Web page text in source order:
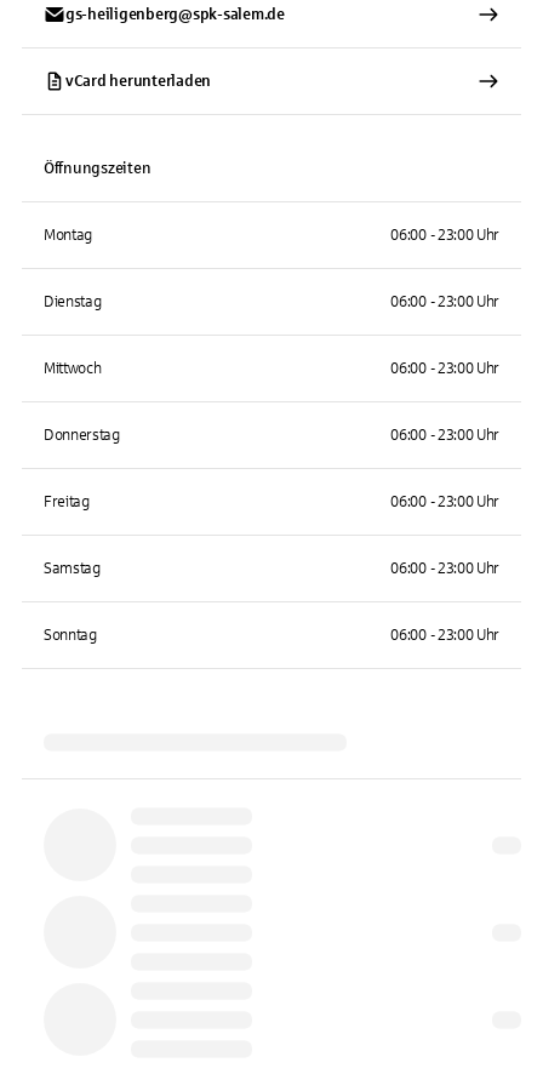
gs-heiligenberg@spk-salem.de
vCard herunterladen
Öffnungszeiten
Montag 06:00 - 23:00 Uhr
Dienstag 06:00 - 23:00 Uhr
Mittwoch 06:00 - 23:00 Uhr
Donnerstag 06:00 - 23:00 Uhr
Freitag 06:00 - 23:00 Uhr
Samstag 06:00 - 23:00 Uhr
Sonntag 06:00 - 23:00 Uhr